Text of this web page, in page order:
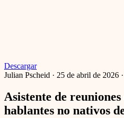
Descargar
Julian Pscheid · 25 de abril de 2026 ·
Asistente de
hablantes no nativos